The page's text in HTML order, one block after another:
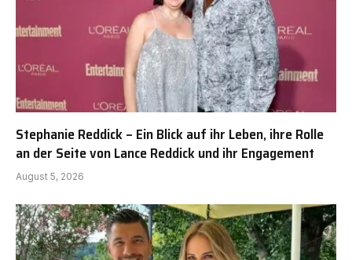
Stephanie Reddick – Ein Blick auf ihr Leben, ihre Rolle
an der Seite von Lance Reddick und ihr Engagement
August 5, 2026